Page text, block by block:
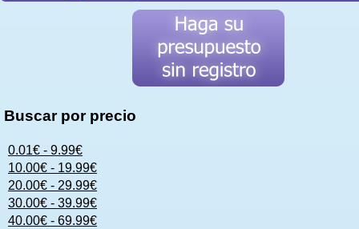
Buscar por precio
0.01€ - 9.99€
10.00€ - 19.99€
20.00€ - 29.99€
30.00€ - 39.99€
40.00€ - 69.99€